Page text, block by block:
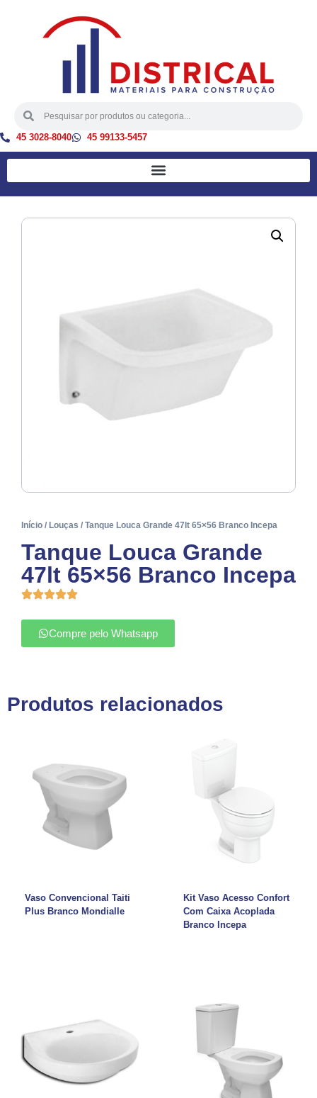
45 3028-8040 45 99133-5457
Início / Louças / Tanque Louca Grande 47lt 65×56 Branco Incepa
Tanque Louca Grande
47lt 65×56 Branco Incepa
Compre pelo Whatsapp
Produtos relacionados
Vaso Convencional Taiti
Plus Branco Mondialle
Kit Vaso Acesso Confort
Com Caixa Acoplada
Branco Incepa